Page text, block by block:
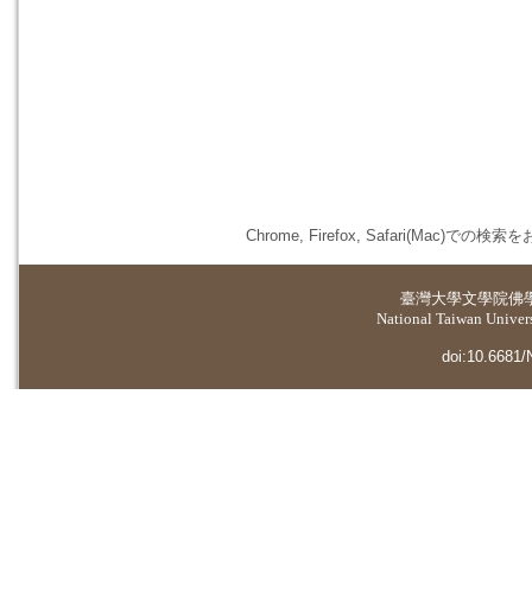
Chrome, Firefox, Safari(Mac)での検索を
臺灣大學文學院佛
National Taiwan
doi:10.6681/